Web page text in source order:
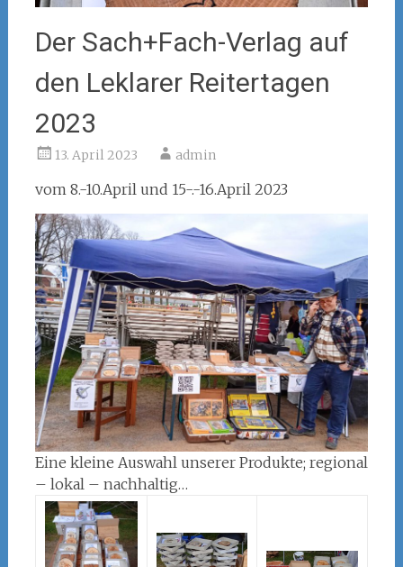
Der Sach+Fach-Verlag auf
den Leklarer Reitertagen
2023
13. April 2023 admin
vom 8.-10.April und 15-.-16.April 2023
Eine kleine Auswahl unserer Produkte; regional
– lokal – nachhaltig…